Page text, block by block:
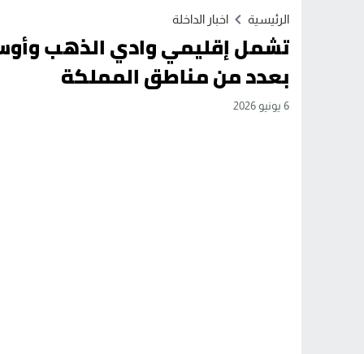
الرئيسية اخبار الداخلة
تشمل إقليمي وادي الذهب
بعدد من مناطق المملكة
6 يونيو 2026